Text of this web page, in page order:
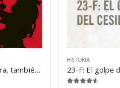
Ernesto Guevara, también conocido como el – Paco Ignacio Taibo II
HISTORIA